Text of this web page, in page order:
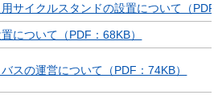
サイクルスタンドの設置について（PDF
について（PDF：68KB）
スの運営について（PDF：74KB）